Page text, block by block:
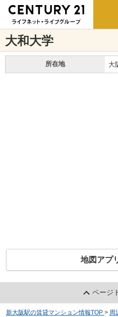
大和大学
所在地 大
地図アプ
ページ
新大阪駅の賃貸マンション情報TOP > 周